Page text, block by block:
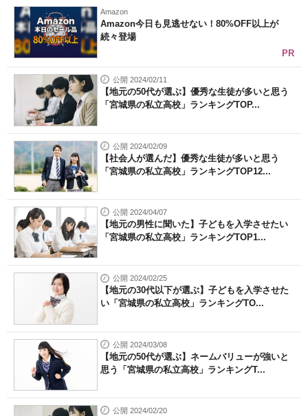
Amazon
Amazon今日も見逃せない！80%OFF以上が
続々登場
PR
公開 2024/02/11
【地元の50代が選ぶ】優秀な生徒が多いと思う
「宮城県の私立高校」ランキングTOP...
公開 2024/02/09
【社会人が選んだ】優秀な生徒が多いと思う
「宮城県の私立高校」ランキングTOP12...
公開 2024/04/07
【地元の男性に聞いた】子どもを入学させたい
「宮城県の私立高校」ランキングTOP1...
公開 2024/02/25
【地元の30代以下が選ぶ】子どもを入学させた
い「宮城県の私立高校」ランキングTO...
公開 2024/03/08
【地元の50代が選ぶ】ネームバリューが強いと
思う「宮城県の私立高校」ランキングT...
公開 2024/02/20